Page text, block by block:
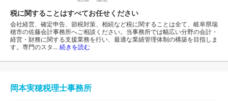
税に関することはすべてお任せください
会社経営、確定申告、節税対策、相続など税に関することは全て、岐阜県瑞
穂市の佐藤会計事務所へご相談ください。当事務所では幅広い分野の会計・
経営・財務に関する支援業務を行い、最適な業績管理体制の構築を目指しま
す。専門のスタ… 続きを読む
岡本実穂税理士事務所